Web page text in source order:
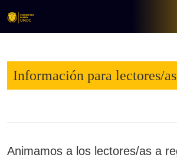
Información para lectores/as
Animamos a los lectores/as a